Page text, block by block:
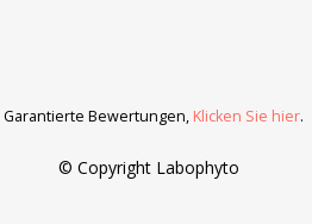
Garantierte Bewertungen, Klicken Sie hier.
© Copyright Labophyto